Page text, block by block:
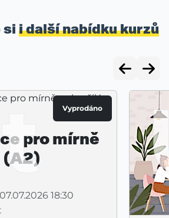
si i další nabídku kurzů
Vyprodáno
pro mírně
(A2)
07.07.2026 18:30